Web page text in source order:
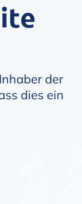
der
dies ein